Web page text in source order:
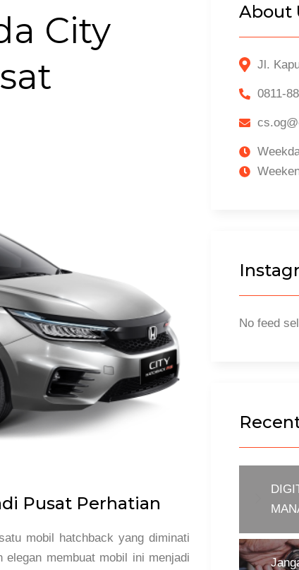
City
Pusat Perhatian
mobil hatchback yang diminati
membuat mobil ini menjadi
About
Jl.
0811-
No feed